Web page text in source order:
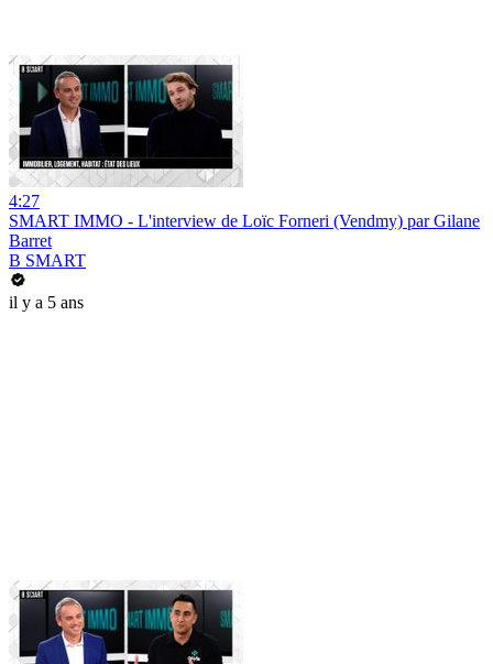
4:27
SMART IMMO - L'interview de Loïc Forneri (Vendmy) par Gilane
Barret
B SMART
il y a 5 ans